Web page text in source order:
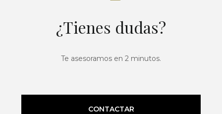
¿Tienes dudas?
Te asesoramos en 2 minutos.
CONTACTAR